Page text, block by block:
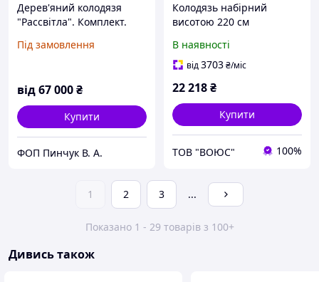
Дерев'яний колодязя
"Рассвітла". Комплект.
Під замовлення
від67 000₴
Купити
ФОП Пинчук В. А.
Колодязь набірний
висотою 220 см
В наявності
від3703₴/міс
22 218₴
Купити
ТОВ "ВОЮС" 100%
1 2 3 ...
Показано 1 - 29 товарів з 100+
Дивись також